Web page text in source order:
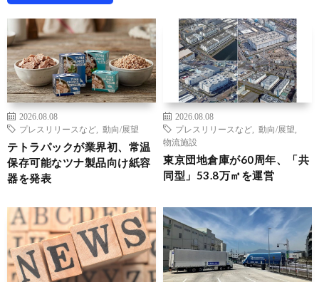
2026.08.08
プレスリリースなど
動向/展望
テトラパックが業界初、常温
保存可能なツナ製品向け紙容
器を発表
2026.08.08
プレスリリースなど
動向/展望
物流施設
東京団地倉庫が60周年、「共
同型」53.8万㎡を運営